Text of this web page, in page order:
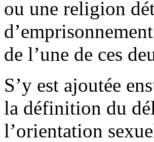
ou une religion
de l’une de ces
S’y est ajoutée
la définition du
l’orientation